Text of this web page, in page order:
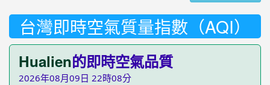
台灣即時空氣質量指數（AQI）
Hualien的即時空氣品質
2026年08月09日 22時08分